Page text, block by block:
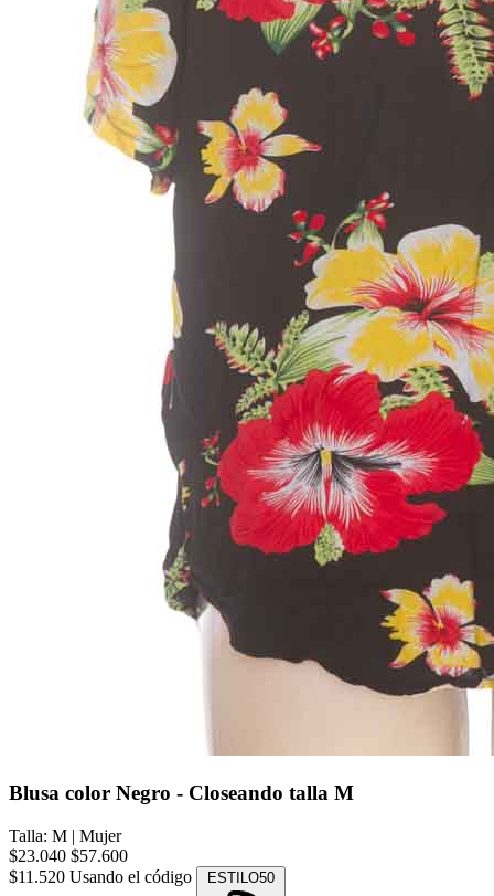
Blusa color Negro - Closeando talla M
Talla: M | Mujer
$23.040 $57.600
$11.520 Usando el código ESTILO50